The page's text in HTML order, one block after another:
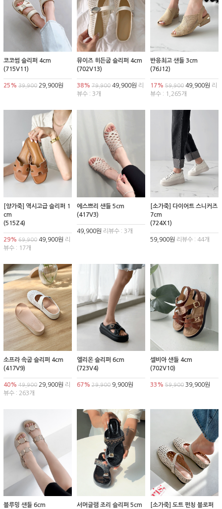
코코썸 슬리퍼 4cm
(715V11)
25% 39,900 29,900원
뮤이즈 히든굽 슬리퍼 4cm
(702V13)
38% 79,90049,900원 리
뷰수 : 3개
반응최고 샌들 3cm
(76J12)
17% 59,90049,900원 리
뷰수 : 1,265개
[양가죽] 역시고급 슬리퍼 1
cm
(515Z4)
29% 69,900 49,900원 리
뷰수 : 17개
에스쁘리 샌들 5cm
(417V3)
49,900원 리뷰수 : 3개
[소가죽] 다이어트 스니커즈
7cm
(724X1)
59,900원 리뷰수 : 44개
소프라 속굽 슬리퍼 4cm
(417V9)
40% 49,900 29,900원 리
뷰수 : 263개
엘리온 슬리퍼 6cm
(723V4)
67% 29,9009,900원
셀비아 샌들 4cm
(702V10)
33% 59,90039,900원
블루밍 샌들 6cm
서머글램 조리 슬리퍼 5cm
[소가죽] 도트 펀칭 블로퍼